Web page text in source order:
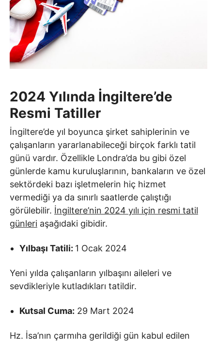
2024 Yılında İngiltere’de
Resmi Tatiller
İngiltere’de yıl boyunca şirket sahiplerinin ve
çalışanların yararlanabileceği birçok farklı tatil
günü vardır. Özellikle Londra’da bu gibi özel
günlerde kamu kuruluşlarının, bankaların ve özel
sektördeki bazı işletmelerin hiç hizmet
vermediği ya da sınırlı saatlerde çalıştığı
görülebilir. İngiltere’nin 2024 yılı için resmi tatil
günleri aşağıdaki gibidir.
Yılbaşı Tatili: 1 Ocak 2024
Yeni yılda çalışanların yılbaşını aileleri ve
sevdikleriyle kutladıkları tatildir.
Kutsal Cuma: 29 Mart 2024
Hz. İsa’nın çarmıha gerildiği gün kabul edilen